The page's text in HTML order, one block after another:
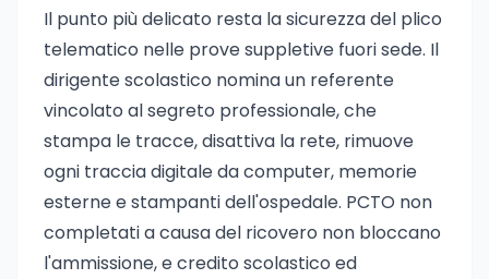
Il punto più delicato resta la sicurezza del plico
telematico nelle prove suppletive fuori sede. Il
dirigente scolastico nomina un referente
vincolato al segreto professionale, che
stampa le tracce, disattiva la rete, rimuove
ogni traccia digitale da computer, memorie
esterne e stampanti dell'ospedale. PCTO non
completati a causa del ricovero non bloccano
l'ammissione, e credito scolastico ed